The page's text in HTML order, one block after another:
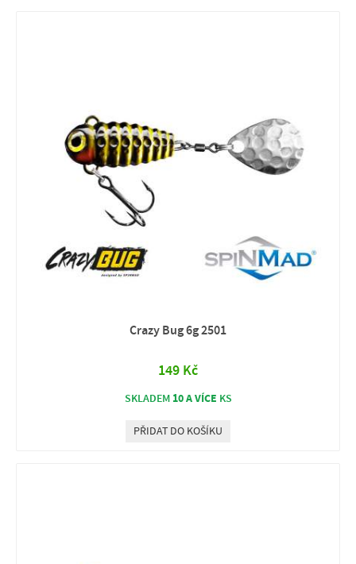
Crazy Bug 6g 2501
149 Kč
SKLADEM 10 A VÍCE KS
PŘIDAT DO KOŠÍKU